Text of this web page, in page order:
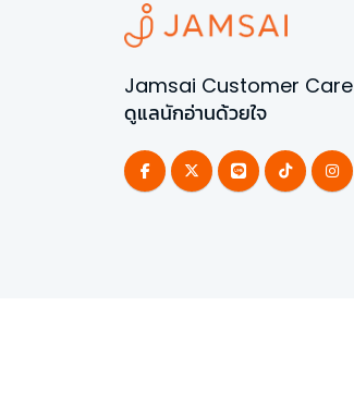
Jamsai Customer Care
ดูแลนักอ่านด้วยใจ